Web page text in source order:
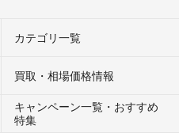
カテゴリ一覧
買取・相場価格情報
キャンペーン一覧・おすすめ
特集